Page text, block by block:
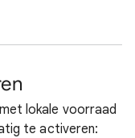
lokale voorraad
te activeren: